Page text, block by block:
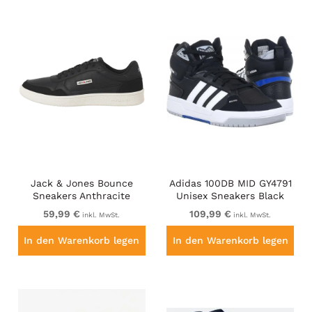
Jack & Jones Bounce
Sneakers Anthracite
59,99 € inkl. MwSt.
In den Warenkorb legen
Adidas 100DB MID GY4791
Unisex Sneakers Black
109,99 € inkl. MwSt.
In den Warenkorb legen